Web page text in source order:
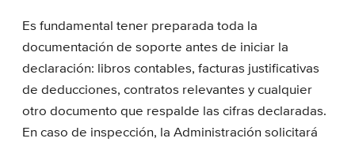
Es fundamental tener preparada toda la
documentación de soporte antes de iniciar la
declaración: libros contables, facturas justificativas
de deducciones, contratos relevantes y cualquier
otro documento que respalde las cifras declaradas.
En caso de inspección, la Administración solicitará